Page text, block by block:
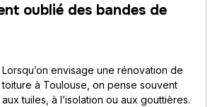
oublié des bandes de
Lorsqu’on envisage une rénovation de
toiture à Toulouse, on pense souvent
aux tuiles, à l’isolation ou aux gouttières.